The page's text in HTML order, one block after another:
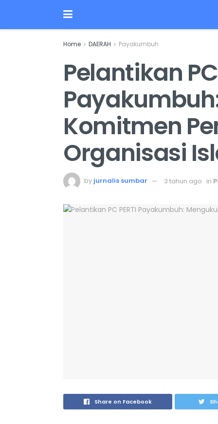
Home DAERAH Payakumbuh
Pelantikan PC
Komitmen
Organisasi
by jurnalis sumbar 3 tahun ago in
Share on Facebook